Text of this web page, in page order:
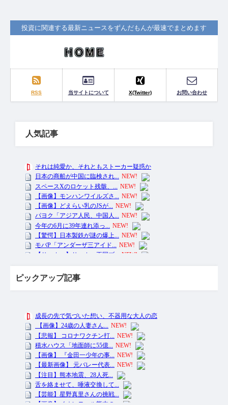
投資に関連する最新ニュースをずんだもんが最速でまとめます
RSS 当サイトについて X(Twitter) お問い合わせ
人気記事
ピックアップ記事